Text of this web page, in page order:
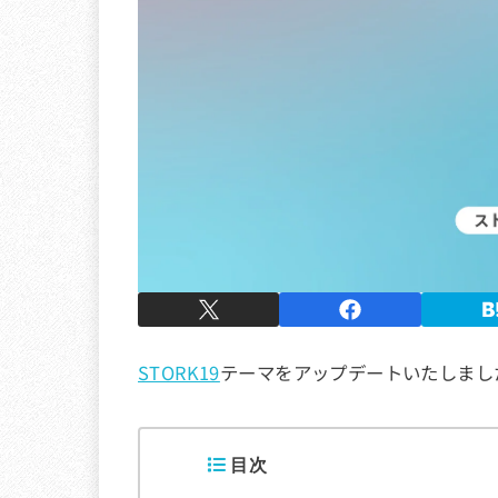
STORK19テーマをアップデートいたしまし
目次